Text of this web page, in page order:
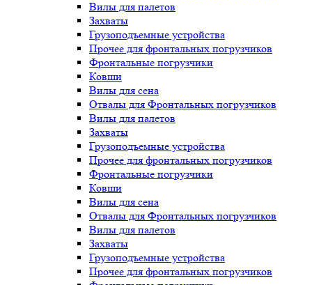
Вилы для палетов
Захваты
Грузоподъемные устройства
Прочее для фронтальных погрузчиков
Фронтальные погрузчики
Ковши
Вилы для сена
Отвалы для Фронтальных погрузчиков
Вилы для палетов
Захваты
Грузоподъемные устройства
Прочее для фронтальных погрузчиков
Фронтальные погрузчики
Ковши
Вилы для сена
Отвалы для Фронтальных погрузчиков
Вилы для палетов
Захваты
Грузоподъемные устройства
Прочее для фронтальных погрузчиков